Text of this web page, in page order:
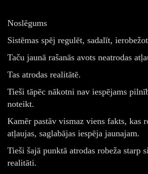
Noslēgums
Sistēmas spēj regulēt, sadalīt,
Taču jaunā rašanās avots neatrodas
Tas atrodas realitātē.
Tieši tāpēc nākotni nav iespējams
noteikt.
Kamēr pastāv vismaz viens fakts, kas
atļaujas, saglabājas iespēja jaunajam.
Tieši šajā punktā atrodas robeža starp
realitāti.